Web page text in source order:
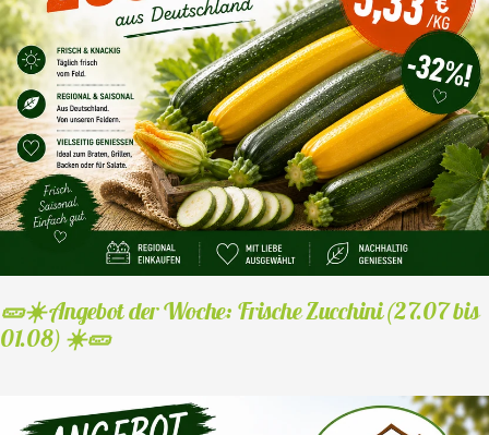
🥒☀️ Angebot der Woche: Frische Zucchini (27.07 bis
01.08) ☀️🥒